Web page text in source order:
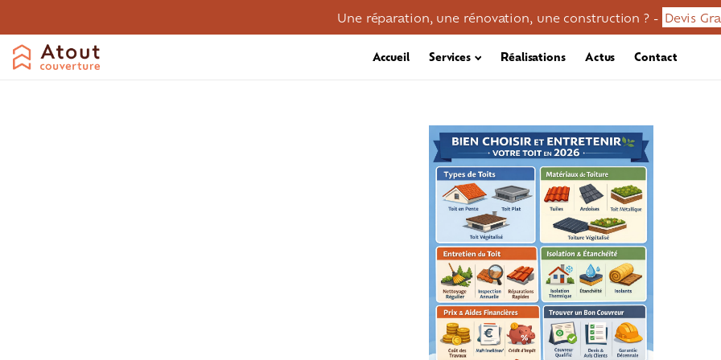
Une réparation, une rénovation, une construction ? - Devis
Accueil Services
Entretien / démoussage Réparation toiture Zinguerie
Réalisations Actus Contact